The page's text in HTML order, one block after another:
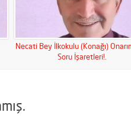
Necati Bey İlkokulu (Konağı)
Soru İşaretleri!.